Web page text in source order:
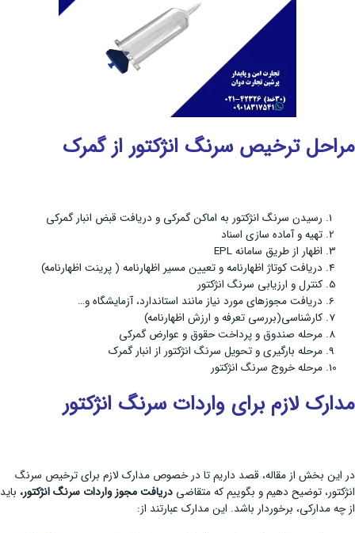
مراحل ترخیصسرنگ انژکتوراز گمرک
رسیدن سرنگ انژکتور به اماکن گمرکی و دریافت قبض انبار گمرکی
تهیه و آماده سازی اسناد
اظهار از طریق سامانه EPL
دریافت کوتاژ اظهارنامه و تعیین مسیر اظهارنامه ( پرینت اظهارنامه)
کنترل و ارزیابی سرنگ انژکتور
دریافت مجوزهای مورد نیاز مانند استاندارد، آزمایشگاه و…
کارشناسی(بررسی تعرفه و ارزش اظهارنامه)
مرحله صندوق و پرداخت حقوق و عوارض گمرکی
مرحله بارگیری و تحویل سرنگ انژکتور از انبار گمرک
مرحله خروج سرنگ انژکتور
مدارک لازم برای واردات سرنگ انژکتور
در این بخش از مقاله، قصد داریم تا در خصوص مدارک لازم برای ترخیص سرنگ
انژکتور، توضیح دهیم و بگوییم که متقاضی دریافت مجوزواردات سرنگ انژکتور، باید
از چه مدارکی، برخوردار باشد. این مدارک عبارتند از: